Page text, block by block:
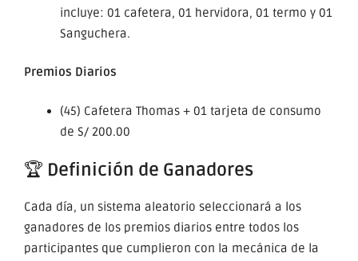
incluye: 01 cafetera, 01 hervidora, 01 termo y 01
Sanguchera.
Premios Diarios
(45) Cafetera Thomas + 01 tarjeta de consumo
de S/ 200.00
🏆 Definición de Ganadores
Cada día, un sistema aleatorio seleccionará a los
ganadores de los premios diarios entre todos los
participantes que cumplieron con la mecánica de la